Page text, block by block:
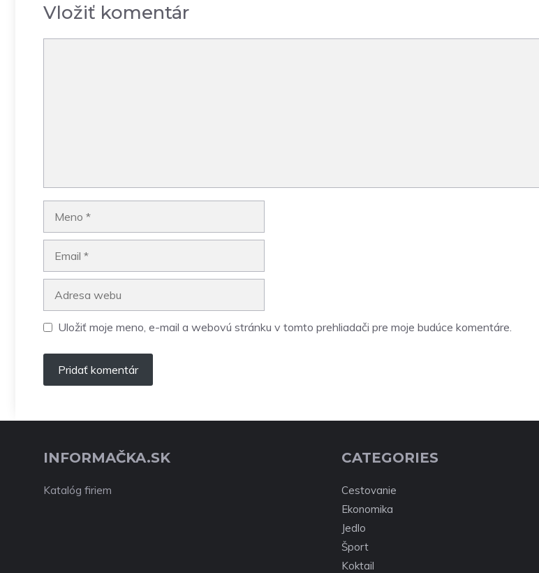
Vložiť komentár
Uložiť moje meno, e-mail a webovú stránku v tomto prehliadači pre moje budúce komentáre.
INFORMAČKA.SK
Katalóg firiem
CATEGORIES
Cestovanie
Ekonomika
Jedlo
Šport
Koktail